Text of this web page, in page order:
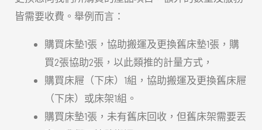
皆需要收費。舉例而言：
購買床墊1張，協助搬運及更換舊床墊1張，購
買2張協助2張，以此類推的計量方式，
購買床屜（下床）1組，協助搬運及更換舊床屜
（下床）或床架1組。
購買床墊1張，未有舊床回收，但舊床架需要丟